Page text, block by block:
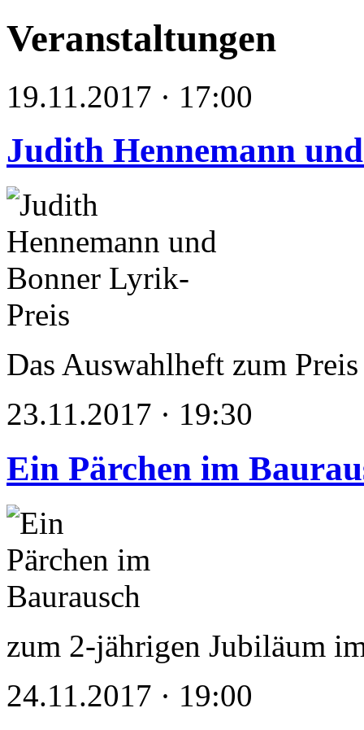
Veranstaltungen
19.11.2017 · 17:00
Judith Hennemann
Das Auswahlheft zum
23.11.2017 · 19:30
Ein Pärchen im
zum 2-jährigen Jubiläum
24.11.2017 · 19:00